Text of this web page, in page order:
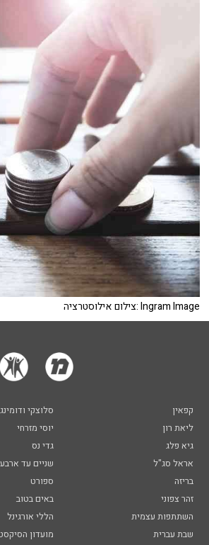
צילום אילוסטרציה: Ingram Image
קפאין
סלוצקי
ליאת רון
יוסי מזרחי
גיא פלג
גדי נס
אראל סג"ל
שניים עד ארבע
בריזה
ספורט
זהר צפוני
באים בטוב
השתתפות עצמית
הללי אורגינל
שבת עברית
מועדון